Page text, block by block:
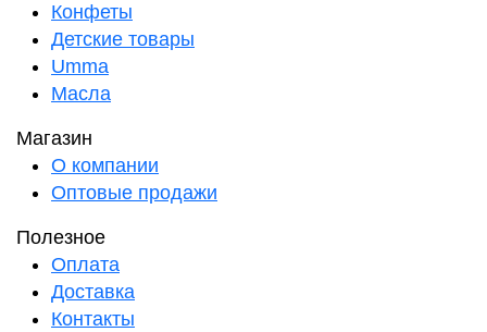
Конфеты
Детские товары
Umma
Масла
Магазин
О компании
Оптовые продажи
Полезное
Оплата
Доставка
Контакты